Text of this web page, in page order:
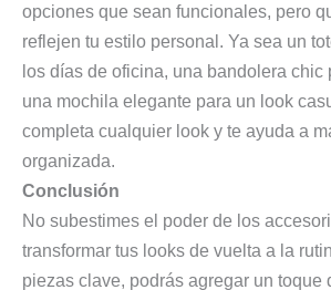
opciones que sean funcionales, pero
reflejen tu estilo personal. Ya sea un
los días de oficina, una bandolera chic
una mochila elegante para un look
completa cualquier look y te ayuda a
organizada.
Conclusión
No subestimes el poder de los
transformar tus looks de vuelta a la
piezas clave, podrás agregar un toque